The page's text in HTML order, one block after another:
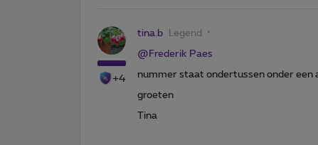
+4
tina.b Legend
@Frederik Paes
nummer staat ondertussen onder een
groeten
Tina